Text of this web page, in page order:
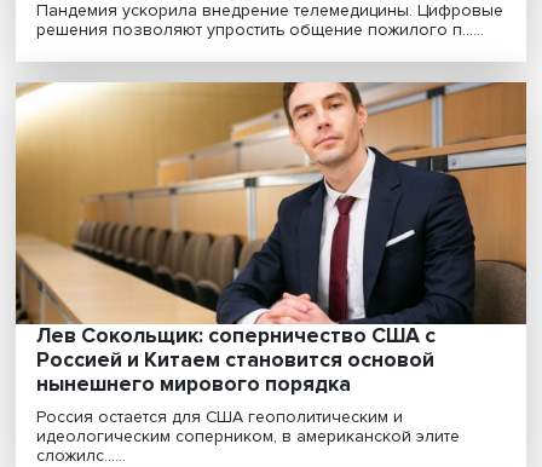
Ненужная еда: почему россияне
выбрасывают продукты
Каждый год на свалку, по данным Росстата,
четверти купленных россиянами продовольстве......